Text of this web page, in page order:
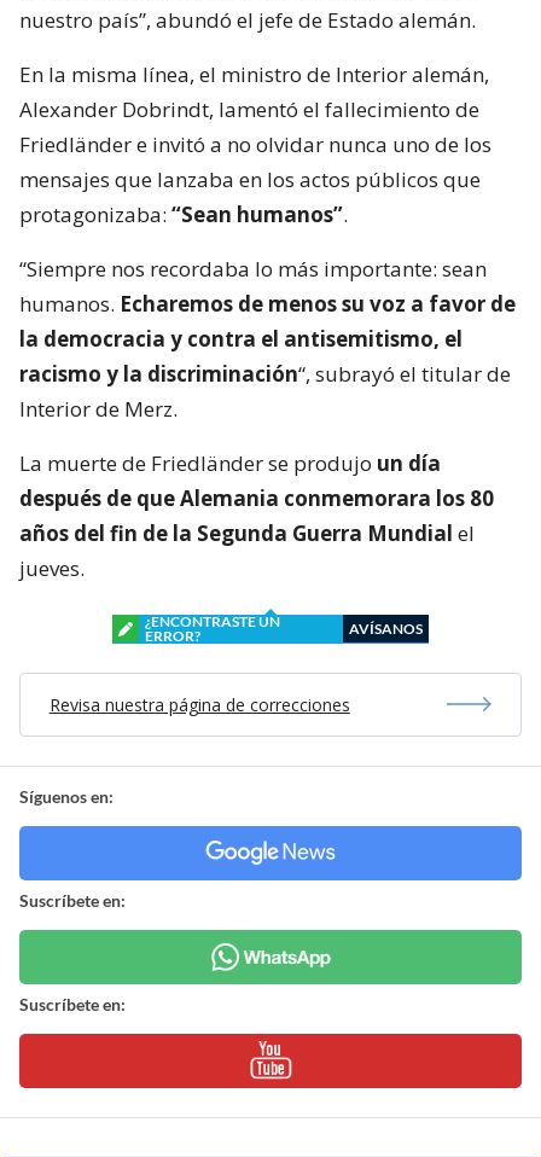
nuestro país”, abundó el jefe de Estado alemán.
En la misma línea, el ministro de Interior alemán,
Alexander Dobrindt, lamentó el fallecimiento de
Friedländer e invitó a no olvidar nunca uno de los
mensajes que lanzaba en los actos públicos que
protagonizaba: “Sean humanos”.
“Siempre nos recordaba lo más importante: sean
humanos. Echaremos de menos su voz a favor de
la democracia y contra el antisemitismo, el
racismo y la discriminación“, subrayó el titular de
Interior de Merz.
La muerte de Friedländer se produjo un día
después de que Alemania conmemorara los 80
años del fin de la Segunda Guerra Mundial el
jueves.
¿ENCONTRASTE UN
ERROR?
AVÍSANOS
Revisa nuestra página de correcciones
Síguenos en:
Suscríbete en:
Suscríbete en: